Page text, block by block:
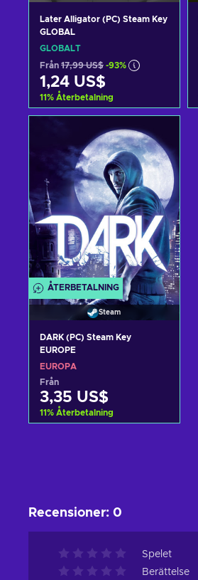
Later Alligator (PC) Steam Key
GLOBAL
GLOBALT
Från 17,99 US$ -93%
1,24 US$
11% Återbetalning
Lägg till i varukorgen
View offers
ÅTERBETALNING
Steam
DARK (PC) Steam Key
EUROPE
EUROPA
Från
3,35 US$
11% Återbetalning
Recensioner: 0
Spelet
Berättelse